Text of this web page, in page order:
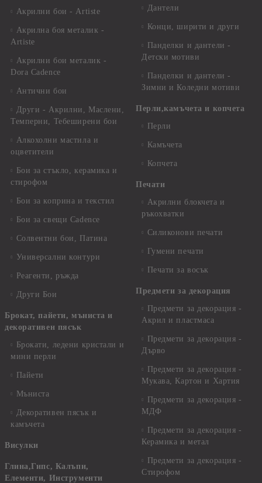
Акрилни бои - Artiste
Акрилна боя металик -
Artiste
Акрилни бои металик -
Dora Cadence
Антични бои
Други - Акрилни, Маслени,
Темперни, Тебеширени бои
Алкохолни мастила и
оцветители
Бои за стъкло, керамика и
стирофом
Бои за коприна и текстил
Бои за свещи Cadence
Солвентни бои, Патина
Универсални контури
Реагенти, ръжда
Други Бои
Брокат, пайети, мъниста и
декоративен пясък
Брокати, ледени кристали и
мини перли
Пайети
Мъниста
Декоративен пясък и
камъчета
Висулки
Глина,Гипс, Калъпи,
Елементи, Инструменти
Дантели
Конци, ширити и други
Панделки и дантели -
Детски мотиви
Панделки и дантели -
Зимни и Коледни мотиви
Перли,камъчета и копчета
Перли
Камъчета
Копчета
Печати
Акрилни блокчета и
ръкохватки
Силиконови печати
Гумени печати
Печати за восък
Предмети за декорация
Предмети за декорация -
Акрил и пластмаса
Предмети за декорация -
Дърво
Предмети за декорация -
Мукава, Картон и Хартия
Предмети за декорация -
МДФ
Предмети за декорация -
Керамика и метал
Предмети за декорация -
Стирофом